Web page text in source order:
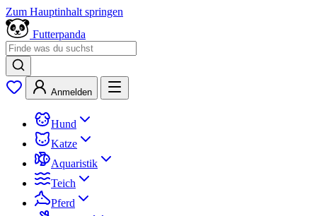
Zum Hauptinhalt springen
Futterpanda
Anmelden
Hund
Katze
Aquaristik
Teich
Pferd